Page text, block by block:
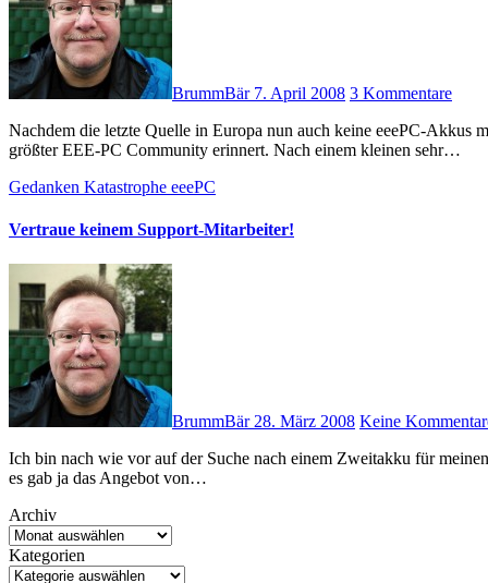
BrummBär 7. April 2008 3 Kommentare
Nachdem die letzte Quelle in Europa nun auch keine eeePC-Akkus mehr im Angebot hat, habe ich mich an einen Beitrag in Deutschlands
größter EEE-PC Community erinnert. Nach einem kleinen sehr…
Gedanken Katastrophe eeePC
Vertraue keinem Support-Mitarbeiter!
BrummBär 28. März 2008 Keine
Ich bin nach wie vor auf der Suche nach einem Zweitakku für meinen ASUS eeePC. Bisher wähnte ich mich auf der sicheren Seite, denn
es gab ja das Angebot von…
Archiv
Kategorien